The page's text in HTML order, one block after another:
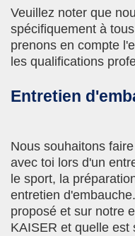
Veuillez noter que
spécifiquement à
prenons en compte
les qualifications
Entretien
Nous souhaitons
avec toi lors d'un
le sport, la
entretien
proposé et sur notre
KAISER et quelle est